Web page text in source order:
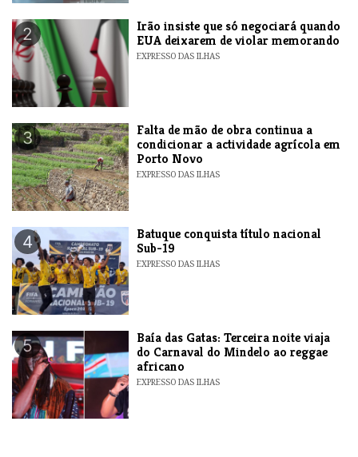
2
​Irão insiste que só negociará quando
EUA deixarem de violar memorando
EXPRESSO DAS ILHAS
3
Falta de mão de obra continua a
condicionar a actividade agrícola em
Porto Novo
EXPRESSO DAS ILHAS
4
​Batuque conquista título nacional
Sub-19
EXPRESSO DAS ILHAS
5
Baía das Gatas: Terceira noite viaja
do Carnaval do Mindelo ao reggae
africano
EXPRESSO DAS ILHAS